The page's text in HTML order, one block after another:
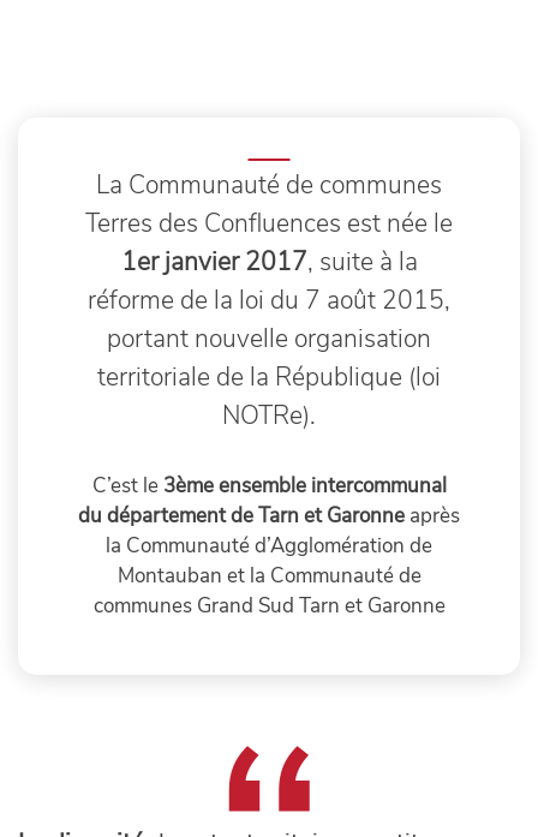
La Communauté de communes
Terres des Confluences est née le
1er janvier 2017, suite à la
réforme de la loi du 7 août 2015,
portant nouvelle organisation
territoriale de la République (loi
NOTRe).
C’est le 3ème ensemble intercommunal
du département de Tarn et Garonne après
la Communauté d’Agglomération de
Montauban et la Communauté de
communes Grand Sud Tarn et Garonne